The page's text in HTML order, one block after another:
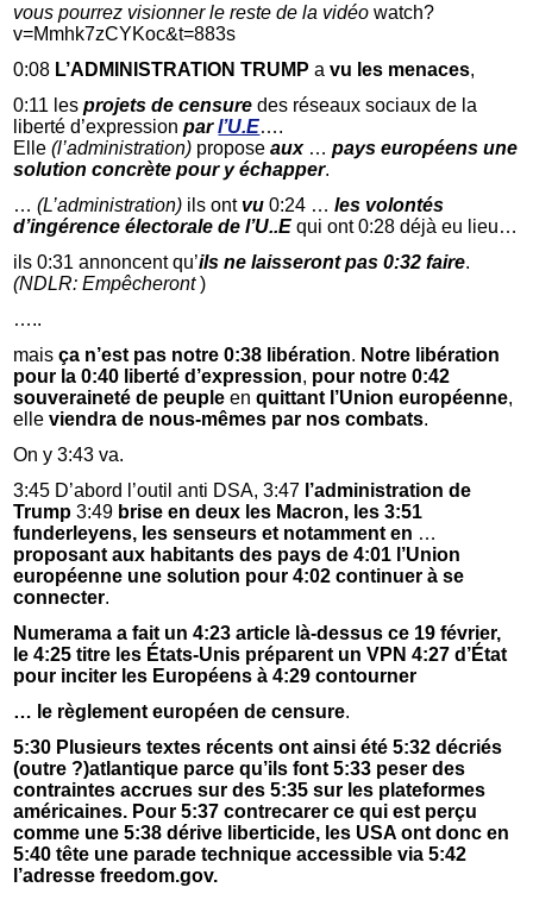
vous pourrez visionner le reste de la vidéowatch?
v=Mmhk7zCYKoc&t=883s
0:08 L’ADMINISTRATION TRUMP avu les menaces,
0:11 lesprojets de censure des réseaux sociaux de la
liberté d’expressionparl’U.E….
Elle(l’administration) proposeaux…pays européens une
solution concrète pour y échapper.
…(L’administration) ils ont vu 0:24 …les volontés
d’ingérence électorale del’U..E qui ont 0:28 déjà eu lieu…
ils 0:31 annoncent qu’ils ne laisseront pas 0:32 faire.
(NDLR: Empêcheront)
…..
maisça n’est pas notre 0:38 libération. Notre libération
pour la 0:40 liberté d’expression, pour notre 0:42
souveraineté de peuple enquittant l’Union européenne,
elleviendra de nous-mêmes par nos combats.
On y 3:43 va.
3:45 D’abord l’outil anti DSA, 3:47 l’administration de
Trump3:49 brise en deux les Macron, les 3:51
funderleyens, les senseurs et notamment en …
proposant aux habitants des pays de 4:01 l’Union
européenne une solution pour 4:02 continuer à se
connecter.
Numerama a fait un 4:23 article là-dessus ce 19 février,
le 4:25 titre les États-Unis préparent un VPN 4:27 d’État
pour inciter les Européens à 4:29 contourner
… le règlement européen de censure.
5:30 Plusieurs textes récents ont ainsi été 5:32 décriés
(outre ?)atlantique parce qu’ils font 5:33 peser des
contraintes accrues sur des 5:35 sur les plateformes
américaines. Pour 5:37 contrecarer ce qui est perçu
comme une 5:38 dérive liberticide, les USA ont donc en
5:40 tête une parade technique accessible via 5:42
l’adresse freedom.gov.